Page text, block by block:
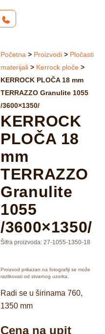
Početna > Proizvodi > Pločasti
materijali > Kerrock ploče >
KERROCK PLOČA 18 mm
TERRAZZO Granulite 1055
/3600×1350/
KERROCK
PLOČA 18
mm
TERRAZZO
Granulite
1055
/3600×1350/
Šifra proizvoda: 27-1055-1350-18
Proizvod prikazan na fotografiji se može
razlikovati od stvarnog uzorka.
Radi se u širinama 760,
1350 mm
Cena na upit